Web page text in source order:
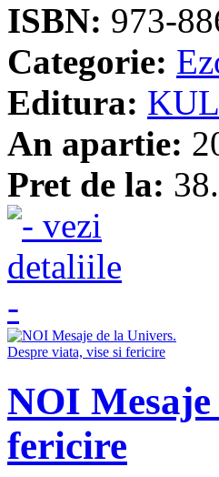
ISBN: 973-
Categorie:
Editura:
An apartie:
Pret de la:
NOI Mesaje
fericire